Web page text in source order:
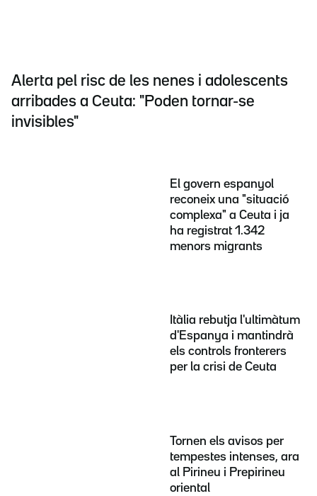
Alerta pel risc de les nenes i adolescents
arribades a Ceuta: "Poden tornar-se
invisibles"
El govern espanyol
reconeix una "situació
complexa" a Ceuta i ja
ha registrat 1.342
menors migrants
Itàlia rebutja l'ultimàtum
d'Espanya i mantindrà
els controls fronterers
per la crisi de Ceuta
Tornen els avisos per
tempestes intenses, ara
al Pirineu i Prepirineu
oriental